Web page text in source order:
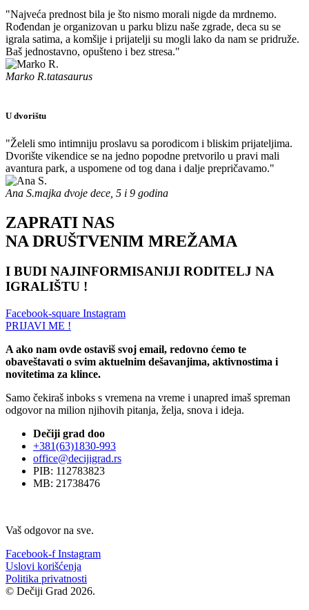
"Najveća prednost bila je što nismo morali nigde da mrdnemo.
Rođendan je organizovan u parku blizu naše zgrade, deca su se
igrala satima, a komšije i prijatelji su mogli lako da nam se pridruže.
Baš jednostavno, opušteno i bez stresa."
Marko R.tatasaurus
U dvorištu
"Želeli smo intimniju proslavu sa porodicom i bliskim prijateljima.
Dvorište vikendice se na jedno popodne pretvorilo u pravi mali
avantura park, a uspomene od tog dana i dalje prepričavamo."
Ana S.majka dvoje dece, 5 i 9 godina
ZAPRATI NAS
NA DRUŠTVENIM MREŽAMA
I BUDI NAJINFORMISANIJI RODITELJ NA
IGRALIŠTU !
Facebook-square Instagram
PRIJAVI ME !
A ako nam ovde ostaviš svoj email, redovno ćemo te
obaveštavati o svim aktuelnim dešavanjima, aktivnostima i
novitetima za klince.
Samo čekiraš inboks s vremena na vreme i unapred imaš spreman
odgovor na milion njihovih pitanja, želja, snova i ideja.
Dečiji grad doo
+381(63)1830-993
office@decijigrad.rs
PIB: 112783823
MB: 21738476
Vaš odgovor na sve.
Facebook-f Instagram
Uslovi korišćenja
Politika privatnosti
© Dečiji Grad 2026.